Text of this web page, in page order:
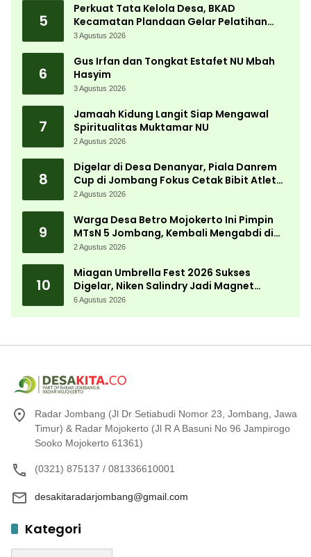
5
Perkuat Tata Kelola Desa, BKAD
Kecamatan Plandaan Gelar Pelatihan
Aparatur Pemdes
3 Agustus 2026
6
Gus Irfan dan Tongkat Estafet NU Mbah
Hasyim
3 Agustus 2026
7
Jamaah Kidung Langit Siap Mengawal
Spiritualitas Muktamar NU
2 Agustus 2026
8
Digelar di Desa Denanyar, Piala Danrem
Cup di Jombang Fokus Cetak Bibit Atlet
Menembak Berprestasi
2 Agustus 2026
9
Warga Desa Betro Mojokerto Ini Pimpin
MTsN 5 Jombang, Kembali Mengabdi di
Almamater
2 Agustus 2026
10
Miagan Umbrella Fest 2026 Sukses
Digelar, Niken Salindry Jadi Magnet
Ribuan Pengunjung
6 Agustus 2026
Radar Jombang (Jl Dr Setiabudi Nomor 23, Jombang, Jawa
Timur) & Radar Mojokerto (Jl R A Basuni No 96 Jampirogo
Sooko Mojokerto 61361)
(0321) 875137 / 081336610001
desakitaradarjombang@gmail.com
Kategori